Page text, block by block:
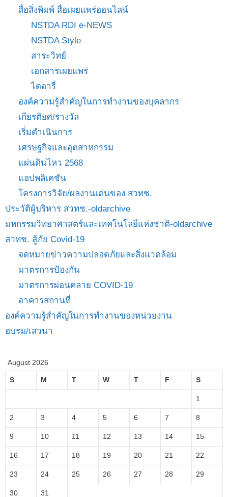
สื่อสิ่งพิมพ์ สื่อเผยแพร่ออนไลน์
NSTDA RDI e-NEWS
NSTDA Style
สาระวิทย์
เอกสารเผยแพร่
ไดอารี่
องค์ความรู้สำคัญในการทำงานของบุคลากร
เกียรติยศ/รางวัล
เริ่มดำเนินการ
เศรษฐกิจและอุตสาหกรรม
แผ่นดินไหว 2568
แอปพลิเคชัน
โครงการวิจัย/ผลงานเด่นของ สวทช.
ประวัติผู้บริหาร สวทช.-oldarchive
มหกรรมวิทยาศาสตร์และเทคโนโลยีแห่งชาติ-oldarchive
สวทช. สู้ภัย Covid-19
จดหมายข่าวความปลอดภัยและสิ่งแวดล้อม
มาตรการป้องกัน
มาตรการผ่อนคลาย COVID-19
อาคารสถานที่
องค์ความรู้สำคัญในการทำงานของหน่วยงาน
อบรม/เสวนา
August 2026
S M T W T F S
1
2 3 4 5 6 7 8
9 10 11 12 13 14 15
16 17 18 19 20 21 22
23 24 25 26 27 28 29
30 31